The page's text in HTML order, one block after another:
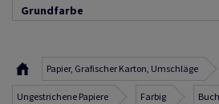
Grundfarbe
Papier, Grafischer Karton, Umschläge
Ungestrichene Papiere Farbig